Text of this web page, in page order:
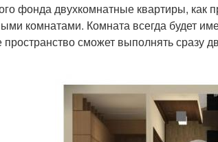
фонда двухкомнатные квартиры,
комнатами. Комната всегда будет
пространство сможет выполнять сразу